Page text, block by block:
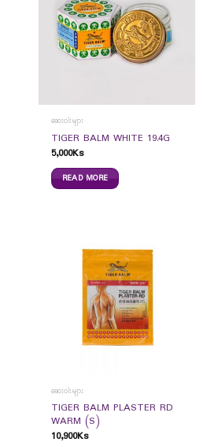
ဆေးဝါးများ
TIGER BALM WHITE 19.4G
5,000Ks
READ MORE
ဆေးဝါးများ
TIGER BALM PLASTER RD
WARM (S)
10,900Ks